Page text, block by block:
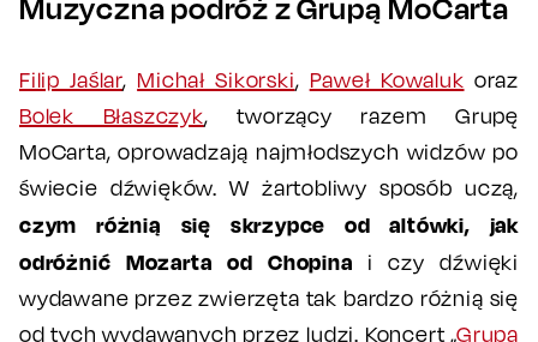
Muzyczna podróż z Grupą MoCarta
Filip Jaślar, Michał Sikorski, Paweł Kowaluk oraz
Bolek Błaszczyk, tworzący razem Grupę
MoCarta, oprowadzają najmłodszych widzów po
świecie dźwięków. W żartobliwy sposób uczą,
czym różnią się skrzypce od altówki, jak
odróżnić Mozarta od Chopina i czy dźwięki
wydawane przez zwierzęta tak bardzo różnią się
od tych wydawanych przez ludzi. Koncert „Grupa